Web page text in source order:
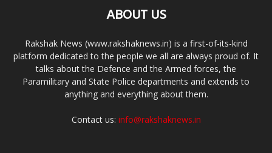
ABOUT US
Rakshak News (www.rakshaknews.in) is a first-of-its-kind
platform dedicated to the people we all are always proud of. It
talks about the Defence and the Armed forces, the
Paramilitary and State Police departments and extends to
anything and everything about them.
Contact us: info@rakshaknews.in